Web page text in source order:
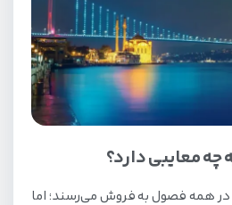
چه معایبی دارد؟
در همه فصول به فروش می‌رسند؛ اما